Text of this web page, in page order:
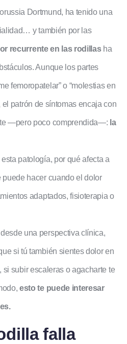
Dortmund, ha tenido una
y también por las
recurrente en las rodillasha
Aunque los partes
femoropatelar” o “molestias en
el patrón de síntomas encaja con
—pero poco comprendida—: la
patología, por qué afecta a
hacer cuando el dolor
adaptados, fisioterapia o
una perspectiva clínica,
si tú también sientes dolor en
si subir escaleras o agacharte te
esto te puede interesar
falla